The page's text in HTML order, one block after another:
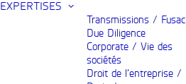
EXPERTISES
Transmissions / Fusac
Due Diligence
Corporate / Vie des
sociétés
Droit de l’entreprise /